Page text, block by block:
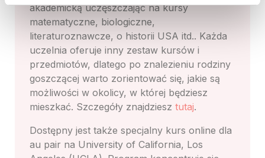
akademicką uczęszczając na kursy
matematyczne, biologiczne,
literaturoznawcze, o historii USA itd.. Każda
uczelnia oferuje inny zestaw kursów i
przedmiotów, dlatego po znalezieniu rodziny
goszczącej warto zorientować się, jakie są
możliwości w okolicy, w której będziesz
mieszkać. Szczegóły znajdziesz tutaj.
Dostępny jest także specjalny kurs online dla
au pair na University of California, Los